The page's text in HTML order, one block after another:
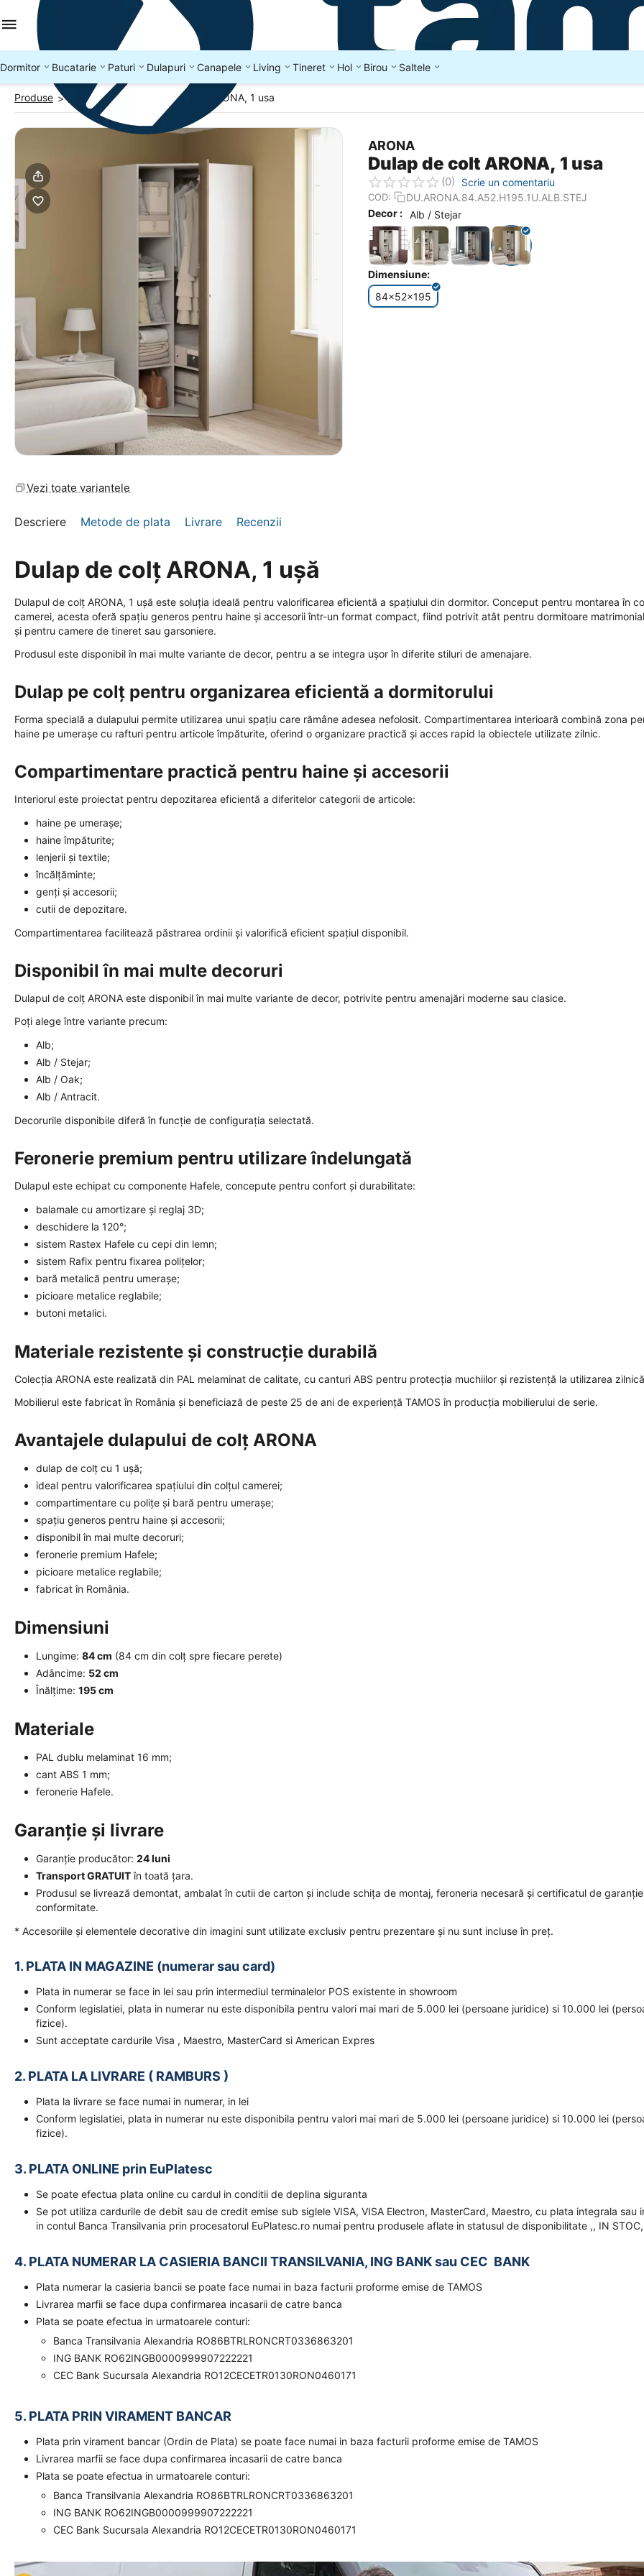
Dormitor Bucatarie Paturi Dulapuri Canapele Living Tineret Hol Birou Saltele
Produse > Dulapuri colț Dulap de colt ARONA, 1 usa
ARONA
Dulap de colt ARONA, 1 usa
(0) Scrie un comentariu
COD:
DU.ARONA.84.A52.H195.1U.ALB.STEJ
Decor : Alb / Stejar
Dimensiune:
84x52x195
Vezi toate variantele
Descriere Metode de plata Livrare Recenzii
Dulap de colț ARONA, 1 ușă
Dulapul de colț ARONA, 1 ușă este soluția ideală pentru valorificarea eficientă a spațiului din dormitor. Conceput pentru montarea în
camerei, acesta oferă spațiu generos pentru haine și accesorii într-un format compact, fiind potrivit atât pentru dormitoare
și pentru camere de tineret sau garsoniere.
Produsul este disponibil în mai multe variante de decor, pentru a se integra ușor în diferite stiluri de amenajare.
Dulap pe colț pentru organizarea eficientă a dormitorului
Forma specială a dulapului permite utilizarea unui spațiu care rămâne adesea nefolosit. Compartimentarea interioară combină zona
haine pe umerașe cu rafturi pentru articole împăturite, oferind o organizare practică și acces rapid la obiectele utilizate zilnic.
Compartimentare practică pentru haine și accesorii
Interiorul este proiectat pentru depozitarea eficientă a diferitelor categorii de articole:
haine pe umerașe;
haine împăturite;
lenjerii și textile;
încălțăminte;
genți și accesorii;
cutii de depozitare.
Compartimentarea facilitează păstrarea ordinii și valorifică eficient spațiul disponibil.
Disponibil în mai multe decoruri
Dulapul de colț ARONA este disponibil în mai multe variante de decor, potrivite pentru amenajări moderne sau clasice.
Poți alege între variante precum:
Alb;
Alb / Stejar;
Alb / Oak;
Alb / Antracit.
Decorurile disponibile diferă în funcție de configurația selectată.
Feronerie premium pentru utilizare îndelungată
Dulapul este echipat cu componente Hafele, concepute pentru confort și durabilitate:
balamale cu amortizare și reglaj 3D;
deschidere la 120°;
sistem Rastex Hafele cu cepi din lemn;
sistem Rafix pentru fixarea polițelor;
bară metalică pentru umerașe;
picioare metalice reglabile;
butoni metalici.
Materiale rezistente și construcție durabilă
Colecția ARONA este realizată din PAL melaminat de calitate, cu canturi ABS pentru protecția muchiilor și rezistență la utilizarea
Mobilierul este fabricat în România și beneficiază de peste 25 de ani de experiență TAMOS în producția mobilierului de serie.
Avantajele dulapului de colț ARONA
dulap de colț cu 1 ușă;
ideal pentru valorificarea spațiului din colțul camerei;
compartimentare cu polițe și bară pentru umerașe;
spațiu generos pentru haine și accesorii;
disponibil în mai multe decoruri;
feronerie premium Hafele;
picioare metalice reglabile;
fabricat în România.
Dimensiuni
Lungime: 84 cm (84 cm din colț spre fiecare perete)
Adâncime: 52 cm
Înălțime: 195 cm
Materiale
PAL dublu melaminat 16 mm;
cant ABS 1 mm;
feronerie Hafele.
Garanție și livrare
Garanție producător: 24 luni
Transport GRATUITîn toată țara.
Produsul se livrează demontat, ambalat în cutii de carton și include schița de montaj, feroneria necesară și certificatul de
conformitate.
* Accesoriile și elementele decorative din imagini sunt utilizate exclusiv pentru prezentare și nu sunt incluse în preț.
1. PLATA IN MAGAZINE (numerar sau card)
Plata in numerar se face in lei sau prin intermediul terminalelor POS existente in showroom
Conform legislatiei, plata in numerar nu este disponibila pentru valori mai mari de 5.000 lei (persoane juridice) si 10.000 lei
fizice).
Sunt acceptate cardurile Visa , Maestro, MasterCard si American Expres
2. PLATA LA LIVRARE ( RAMBURS )
Plata la livrare se face numai in numerar, in lei
Conform legislatiei, plata in numerar nu este disponibila pentru valori mai mari de 5.000 lei (persoane juridice) si 10.000 lei
fizice).
3. PLATA ONLINE prin EuPlatesc
Se poate efectua plata online cu cardul in conditii de deplina siguranta
Se pot utiliza cardurile de debit sau de credit emise sub siglele VISA, VISA Electron, MasterCard, Maestro, cu plata integrala sau
in contul Banca Transilvania prin procesatorul EuPlatesc.ro numai pentru produsele aflate in statusul de disponibilitate ,, IN
4. PLATA NUMERAR LA CASIERIA BANCII TRANSILVANIA, ING BANK sau CEC BANK
Plata numerar la casieria bancii se poate face numai in baza facturii proforme emise de TAMOS
Livrarea marfii se face dupa confirmarea incasarii de catre banca
Plata se poate efectua in urmatoarele conturi:
Banca Transilvania Alexandria RO86BTRLRONCRT0336863201
ING BANK RO62INGB0000999907222221
CEC Bank Sucursala Alexandria RO12CECETR0130RON0460171
5. PLATA PRIN VIRAMENT BANCAR
Plata prin virament bancar (Ordin de Plata) se poate face numai in baza facturii proforme emise de TAMOS
Livrarea marfii se face dupa confirmarea incasarii de catre banca
Plata se poate efectua in urmatoarele conturi:
Banca Transilvania Alexandria RO86BTRLRONCRT0336863201
ING BANK RO62INGB0000999907222221
CEC Bank Sucursala Alexandria RO12CECETR0130RON0460171